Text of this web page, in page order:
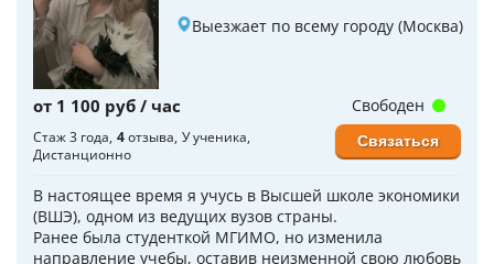
Выезжает по всему городу (Москва)
от 1 100 руб / час
Стаж 3 года 4отзыва У ученика
Дистанционно
В настоящее время я учусь в Высшей школе экономики
(ВШЭ), одном из ведущих вузов страны.
Ранее была студенткой МГИМО, но изменила
направление учебы, оставив неизменной свою любовь
Свободен
Связаться